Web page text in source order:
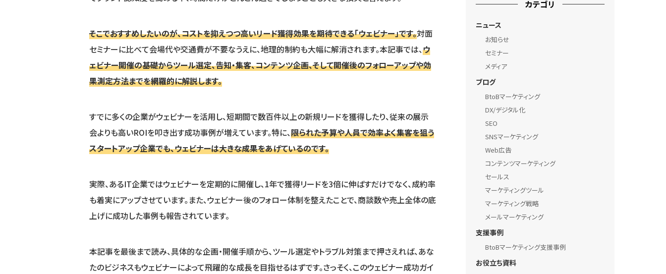
そこでおすすめしたいのが、コストを抑えつつ高いリード獲得効果を期待できる「ウェビナー」です。対面
セミナーに比べて会場代や交通費が不要なうえに、地理的制約も大幅に解消されます。本記事では、ウ
ェビナー開催の基礎からツール選定、告知・集客、コンテンツ企画、そして開催後のフォローアップや効
果測定方法までを網羅的に解説します。
すでに多くの企業がウェビナーを活用し、短期間で数百件以上の新規リードを獲得したり、従来の展示
会よりも高いROIを叩き出す成功事例が増えています。特に、限られた予算や人員で効率よく集客を狙う
スタートアップ企業でも、ウェビナーは大きな成果をあげているのです。
実際、あるIT企業ではウェビナーを定期的に開催し、1年で獲得リードを3倍に伸ばすだけでなく、成約率
も着実にアップさせています。また、ウェビナー後のフォロー体制を整えたことで、商談数や売上全体の底
上げに成功した事例も報告されています。
本記事を最後まで読み、具体的な企画・開催手順から、ツール選定やトラブル対策まで押さえれば、あな
たのビジネスもウェビナーによって飛躍的な成長を目指せるはずです。さっそく、このウェビナー成功ガイ
カテゴリ
ニュース
お知らせ
セミナー
メディア
ブログ
BtoBマーケティング
DX/デジタル化
SEO
SNSマーケティング
Web広告
コンテンツマーケティング
セールス
マーケティングツール
マーケティング戦略
メールマーケティング
支援事例
BtoBマーケティング支援事例
お役立ち資料